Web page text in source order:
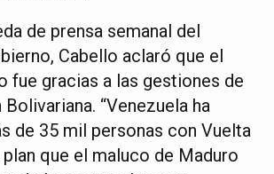
de prensa semanal del
Cabello aclaró que el
fue gracias a las gestiones de
“Venezuela ha
de 35 mil personas con Vuelta
plan que el maluco de Maduro